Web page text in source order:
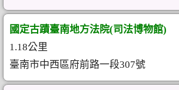
國定古蹟臺南地方法院(司法博物館)
1.18公里
臺南市中西區府前路一段307號